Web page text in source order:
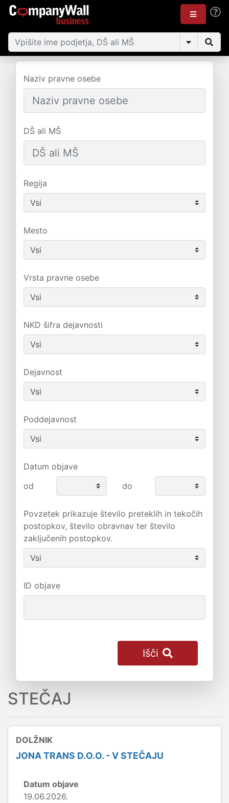
Naziv pravne osebe
DŠ ali MŠ
Regija
Mesto
Vrsta pravne osebe
NKD šifra dejavnosti
Dejavnost
Poddejavnost
Datum objave
od
do
Povzetek prikazuje število preteklih in tekočih
postopkov, število obravnav ter število
zaključenih postopkov.
ID objave
Išči
STEČAJ
DOLŽNIK
JONA TRANS D.O.O. - V STEČAJU
Datum objave
19.06.2026.